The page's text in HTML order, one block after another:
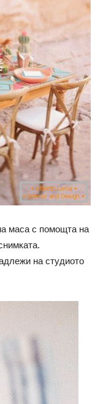
маса с помощта на
на студиото